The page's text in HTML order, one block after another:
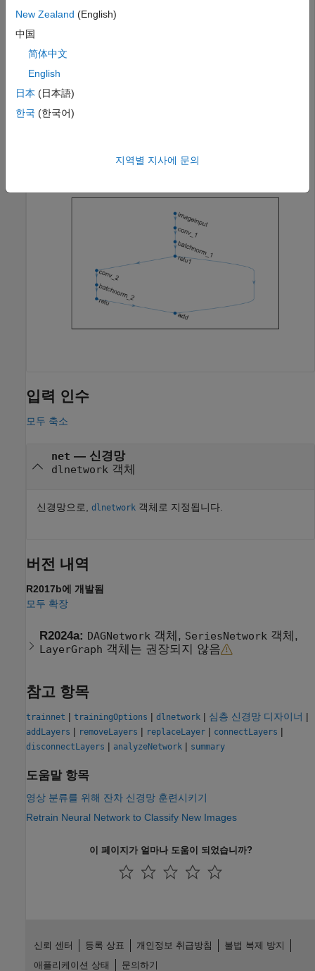
    batchNormalizationLayer
    convolution2dLayer(3,16,Padding=
    batchNormalizationLayer
    reluLayer
net = addLayers(net,layers);
net = connectLayers(net,
입력 인수
모두 축소
net — 신경망
dlnetwork객체
신경망으로, dlnetwork 객체로 지정됩니다.
버전 내역
R2017b에 개발됨
모두 확장
R2024a: DAGNetwork 객체, SeriesNetwork 객체,
LayerGraph 객체는 권장되지 않음
참고 항목
trainnet | trainingOptions | dlnetwork | 심층 신경망 디자이너 |
addLayers | removeLayers | replaceLayer | connectLayers |
disconnectLayers | analyzeNetwork | summary
도움말 항목
영상 분류를 위해 잔차 신경망 훈련시키기
Retrain Neural Network to Classify New Images
이 페이지가 얼마나 도움이 되었습니까?
New Zealand (English)
中国
简体中文
English
日本 (日本語)
한국 (한국어)
지역별 지사에 문의
신뢰 센터 등록 상표 개인정보 취급방침
불법 복제 방지
애플리케이션 상태
문의하기